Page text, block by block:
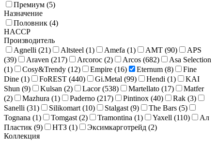
Премиум (5)
Назначение
Половник (4)
HACCP
Производитель
Agnelli (21) Altsteel (1) Amefa (1) AMT (90)
APS
(39) Araven (217) Arcoroc (2) Arcos (682)
Asa Selection
(1) Cosy&Trendy (12) Empire (16) Eternum (8)
Fine
Dine (1) FoREST (440) Gi.Metal (99) Hendi (1)
KAI
Shun (9) Kulsan (2) Lacor (538) Martellato (17)
Matfer
(2) Mazhura (1) Paderno (217) Pintinox (40) Rak (3)
Sanelli (31) Silikomart (10) Stalgast (9) The Bars (5)
Tognana (1) Tomgast (2) Tramontina (1) Yaxell (110)
Ал
Пластик (9) НТЗ (1) Эксимкарготрейд (2)
Коллекция